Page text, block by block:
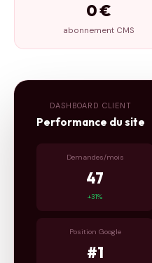
0 €
abonnement CMS
DASHBOARD CLIENT
Performance du site
Demandes/mois
47
+31%
Position Google
#1